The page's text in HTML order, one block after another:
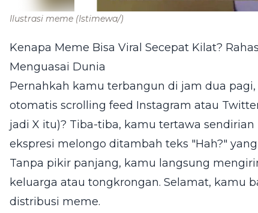
Ilustrasi meme (Istimewa/)
Kenapa Meme Bisa Viral Secepat Kilat?
Menguasai Dunia
Pernahkah kamu terbangun di jam dua
otomatis scrolling feed Instagram atau
jadi X itu)? Tiba-tiba, kamu tertawa
ekspresi melongo ditambah teks "Hah?"
Tanpa pikir panjang, kamu langsung
keluarga atau tongkrongan. Selamat, kamu
distribusi meme.